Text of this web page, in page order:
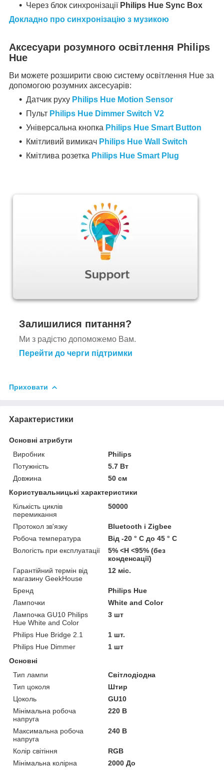
Через блок синхронізації Philips Hue Sync Box
Докладно про синхронізацію з музикою
Аксесуари розумного освітлення Philips
Hue
Ви можете розширити свою систему освітлення Hue за
допомогою розумних аксесуарів:
Датчик руху Philips Hue Motion Sensor
Пульт Philips Hue Dimmer Switch V2
Універсальна кнопка Philips Hue Smart Button
Кмітливий вимикач Philips Hue Wall Switch
Кмітлива розетка Philips Hue Smart Plug
Залишилися питання?
Ми з радістю допоможемо Вам.
Перейти до черги підтримки
Приховати
Характеристики
Основні атрибути
Виробник
Philips
Потужність
5.7 Вт
Довжина
50 см
Користувальницькі характеристики
Кількість циклів
перемикання
50000
Протокол зв'язку
Bluetooth і Zigbee
Робоча температура
Від -20 ° C до 45 ° C
Вологість при експлуатації
5% <H <95% (без
конденсації)
Гарантійний термін від
магазину GeekHouse
12 міс.
Бренд
Philips Hue
Лампочки
White and Color
Лампочка GU10 Philips
Hue White and Color
3 шт
Philips Hue Bridge 2.1
1 шт.
Philips Hue Dimmer
1 шт
Основні
Тип лампи
Світлодіодна
Тип цоколя
Штир
Цоколь
GU10
Мінімальна робоча
напруга
220 В
Максимальна робоча
напруга
240 В
Колір світіння
RGB
Мінімальна колірна
2000 До